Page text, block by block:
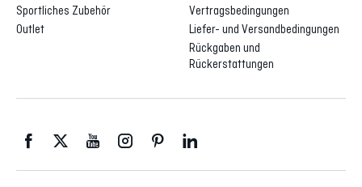
Sportliches Zubehör
Outlet
Vertragsbedingungen
Liefer- und Versandbedingungen
Rückgaben und
Rückerstattungen